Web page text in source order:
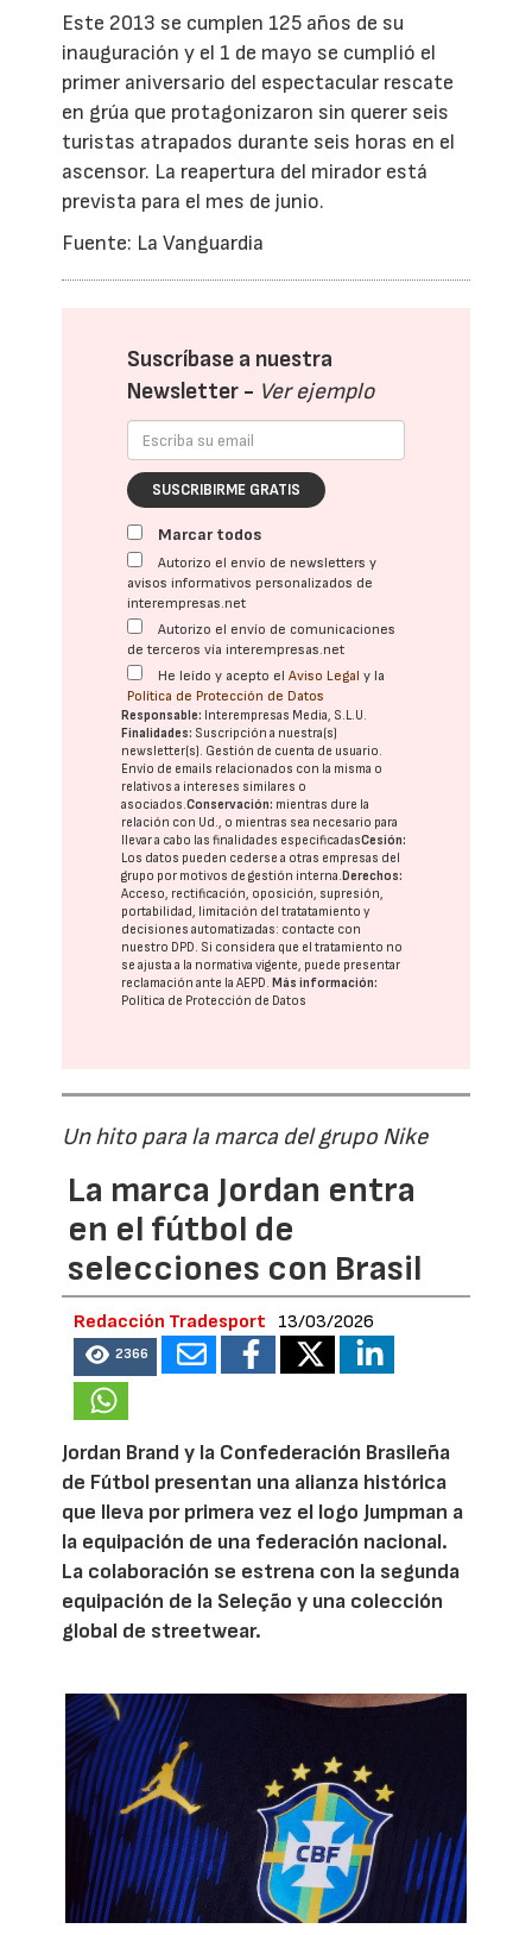
Este 2013 se cumplen 125 años de su
inauguración y el 1 de mayo se cumplió el
primer aniversario del espectacular rescate
en grúa que protagonizaron sin querer seis
turistas atrapados durante seis horas en el
ascensor. La reapertura del mirador está
prevista para el mes de junio.
Fuente: La Vanguardia
Suscríbase a nuestra
Newsletter - Ver ejemplo
SUSCRIBIRME GRATIS
Marcar todos
Autorizo el envío de newsletters y
avisos informativos personalizados de
interempresas.net
Autorizo el envío de comunicaciones
de terceros vía interempresas.net
He leído y acepto elAviso Legal y la
Política de Protección de Datos
Responsable: Interempresas Media, S.L.U.
Finalidades: Suscripción a nuestra(s)
newsletter(s). Gestión de cuenta de usuario.
Envío de emails relacionados con la misma o
relativos a intereses similares o
asociados.Conservación: mientras dure la
relación con Ud., o mientras sea necesario para
llevar a cabo las finalidades especificadasCesión:
Los datos pueden cederse a otras empresas del
grupo por motivos de gestión interna. Derechos:
Acceso, rectificación, oposición, supresión,
portabilidad, limitación del tratatamiento y
decisiones automatizadas: contacte con
nuestro DPD. Si considera que el tratamiento no
se ajusta a la normativa vigente, puede presentar
reclamación ante laAEPD. Más información:
Política de Protección de Datos
Un hito para la marca del grupo Nike
La marca Jordan entra
en el fútbol de
selecciones con Brasil
Redacción Tradesport 13/03/2026
2366
Jordan Brand y la Confederación Brasileña
de Fútbol presentan una alianza histórica
que lleva por primera vez el logo Jumpman a
la equipación de una federación nacional.
La colaboración se estrena con la segunda
equipación de la Seleção y una colección
global de streetwear.